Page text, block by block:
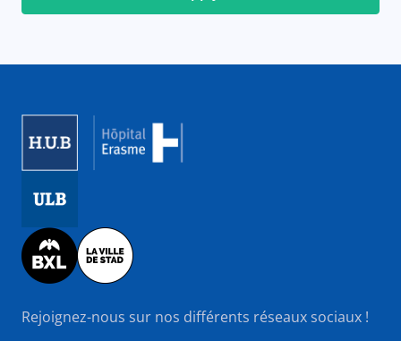
Image
Rejoignez-nous sur nos différents réseaux sociaux !